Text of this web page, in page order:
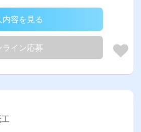
内容を見る
ライン応募